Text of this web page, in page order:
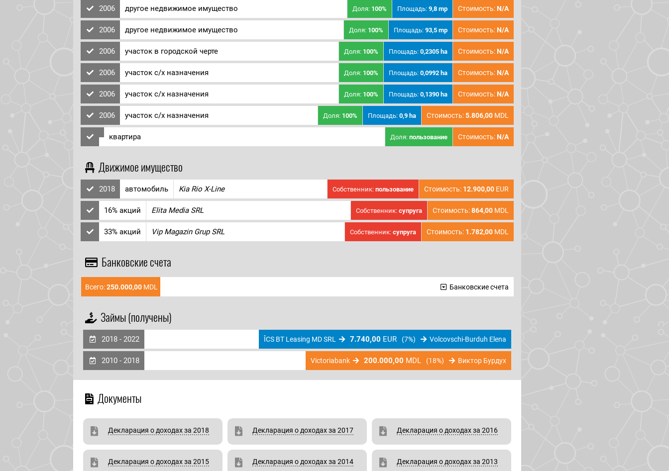
2006 другое недвижимое имущество Стоимость: N/A
Площадь: 9,8 mp
Доля: 100%
2006 другое недвижимое имущество Стоимость: N/A
Площадь: 93,5 mp
Доля: 100%
2006 участок в городской черте Стоимость: N/A
Площадь: 0,2305 ha
Доля: 100%
2006 участок с/х назначения Стоимость: N/A
Площадь: 0,0992 ha
Доля: 100%
2006 участок с/х назначения Стоимость: N/A
Площадь: 0,1390 ha
Доля: 100%
2006 участок с/х назначения Стоимость:5.806,00 MDL
Площадь: 0,9 ha
Доля: 100%
квартира Стоимость: N/A
Доля: пользование
Движимое имущество
2018 автомобиль Kia Rio X-Line Стоимость: 12.900,00 EUR
Собственник: пользование
16% акций Elita Media SRL Стоимость:864,00 MDL
Собственник: супруга
33% акций Vip Magazin Grup SRL Стоимость: 1.782,00 MDL
Собственник: супруга
Банковские счета
Всего:250.000,00 MDL Банковские счета
Займы (получены)
2018 - 2022 Volcovschi-Burduh Elena
(7%)
7.740,00 EUR
ÎCS BT Leasing MD SRL
2010 - 2018 Виктор Бурдух
(18%)
200.000,00 MDL
Victoriabank
Документы
Декларация о доходах за 2018 Декларация о доходах за 2017 Декларация о доходах за 2016
Декларация о доходах за 2015 Декларация о доходах за 2014 Декларация о доходах за 2013